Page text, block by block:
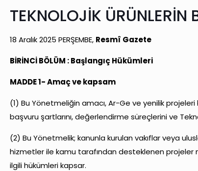
TEKNOLOJİK ÜRÜNLERİN
18 Aralık 2025 PERŞEMBE, Resmî Gazete
BİRİNCİ BÖLÜM :Başlangıç Hükümleri
MADDE 1- Amaç ve kapsam
(1) Bu Yönetmeliğin amacı, Ar-Ge ve yenilik
başvuru şartlarını, değerlendirme süreçlerini ve
(2) Bu Yönetmelik; kanunla kurulan vakıflar veya
hizmetler ile kamu tarafından desteklenen projeler
ilgili hükümleri kapsar.